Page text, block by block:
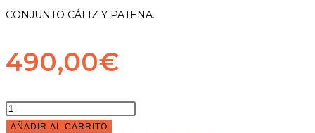
CONJUNTO CÁLIZ Y PATENA.
490,00€
CONJUNTO
CÁLIZ
AÑADIR AL CARRITO